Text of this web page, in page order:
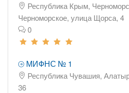
Республика Крым,
Черноморское, улица Щорса, 4
0
МИФНС № 1
Республика Чувашия,
36